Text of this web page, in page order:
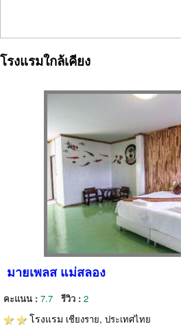
โรงแรมใกล้เคียง
มายเพลส แม่สลอง
คะแนน : 7.7 รีวิว : 2
โรงแรม เชียงราย, ประเทศไทย